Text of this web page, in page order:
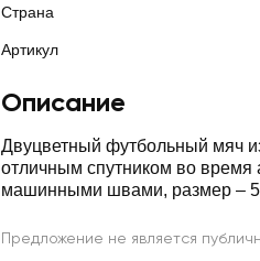
Страна
Артикул
Описание
Двуцветный футбольный мяч
отличным спутником во время
машинными швами, размер –
Предложение не является